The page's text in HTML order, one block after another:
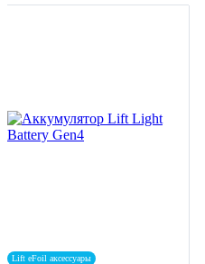
Lift eFoil аксессуары